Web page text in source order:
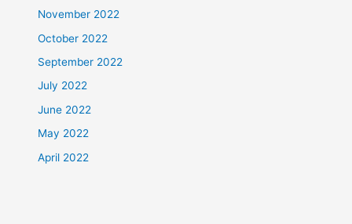
November 2022
October 2022
September 2022
July 2022
June 2022
May 2022
April 2022